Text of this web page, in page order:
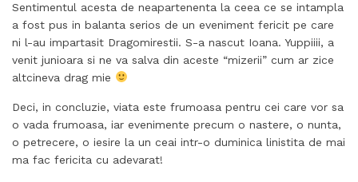
Sentimentul acesta de neapartenenta la ceea ce se intampla
a fost pus in balanta serios de un eveniment fericit pe care
ni l-au impartasit Dragomirestii. S-a nascut Ioana. Yuppiiii, a
venit junioara si ne va salva din aceste “mizerii” cum ar zice
altcineva drag mie
Deci, in concluzie, viata este frumoasa pentru cei care vor sa
o vada frumoasa, iar evenimente precum o nastere, o nunta,
o petrecere, o iesire la un ceai intr-o duminica linistita de mai
ma fac fericita cu adevarat!